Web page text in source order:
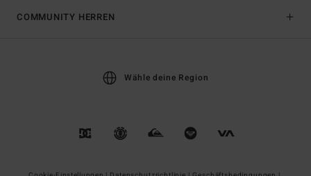
COMMUNITY HERREN
Wähle deine Region